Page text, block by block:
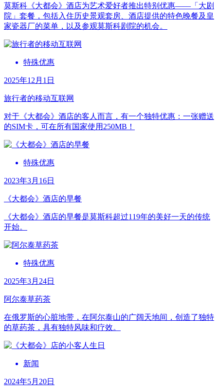
莫斯科《大都会》酒店为艺术爱好者推出特别优惠––––「大剧
院」套餐，包括入住历史景观套房、酒店提供的特色晚餐及皇
家瓷器厂的菜单，以及参观莫斯科剧院的机会。
特殊优惠
2025年12月1日
旅行者的移动互联网
对于《大都会》酒店的客人而言，有一个独特优惠：一张赠送
的SIM卡，可在所有国家使用250MB！
特殊优惠
2023年3月16日
《大都会》酒店的早餐
《大都会》酒店的早餐是莫斯科超过119年的美好一天的传统
开始。
特殊优惠
2025年3月24日
阿尔泰草药茶
在俄罗斯的心脏地带，在阿尔泰山的广阔天地间，创造了独特
的草药茶，具有独特风味和疗效。
新闻
2024年5月20日